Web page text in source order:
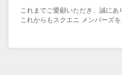
これまでご愛顧いただき、誠にあ
これからもスクエニ メンバーズ